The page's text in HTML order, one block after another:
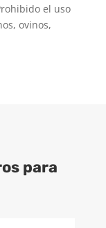
el uso
ovinos,
para